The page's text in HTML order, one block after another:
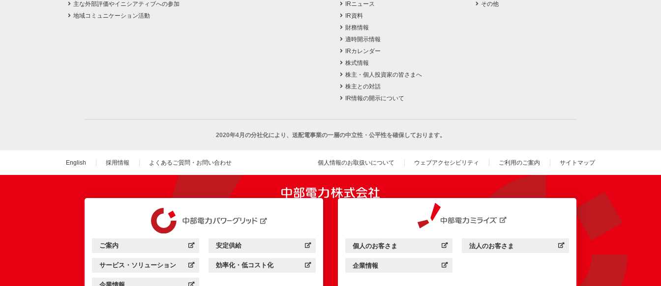
主な外部評価やイニシアティブへの参加
地域コミュニケーション活動
IRニュース
IR資料
財務情報
適時開示情報
IRカレンダー
株式情報
株主・個人投資家の皆さまへ
株主との対話
IR情報の開示について
その他
2020年4月の分社化により、 送配電事業の一層の中立性・公平性を確保しております。
English 採用情報 よくあるご質問・お問い合わせ 個人情報のお取扱いについて ウェブアクセシビリティ ご利用のご案内 サイトマップ
中部電力パワーグリッド：
ご案内
（新しいウィンドウを開きます） 中部電力パワーグリッド：
安定供給
（新しいウィンドウを開きます）
中部電力パワーグリッド：
サービス・ソリューション
（新しいウィンドウを開きます） 中部電力パワーグリッド：
効率化・低コスト化
（新しいウィンドウを開きます）
中部電力ミライズ：
個人のお客さま
（新しいウィンドウを開きます） 中部電力ミライズ：
法人のお客さま
（新しいウィンドウを開きます）
中部電力ミライズ：
企業情報
（新しいウィンドウを開きます）